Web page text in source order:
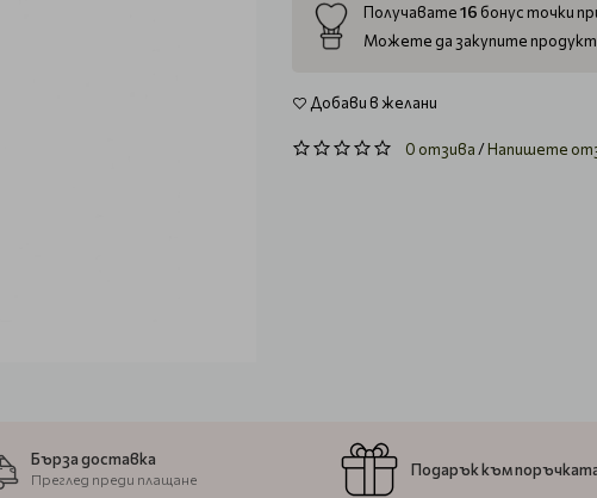
Получавате16 бонус точки
Можете да закупите
Добави в желани
0 отзива/Напишете
Бърза доставка
Преглед преди плащане
Подарък към